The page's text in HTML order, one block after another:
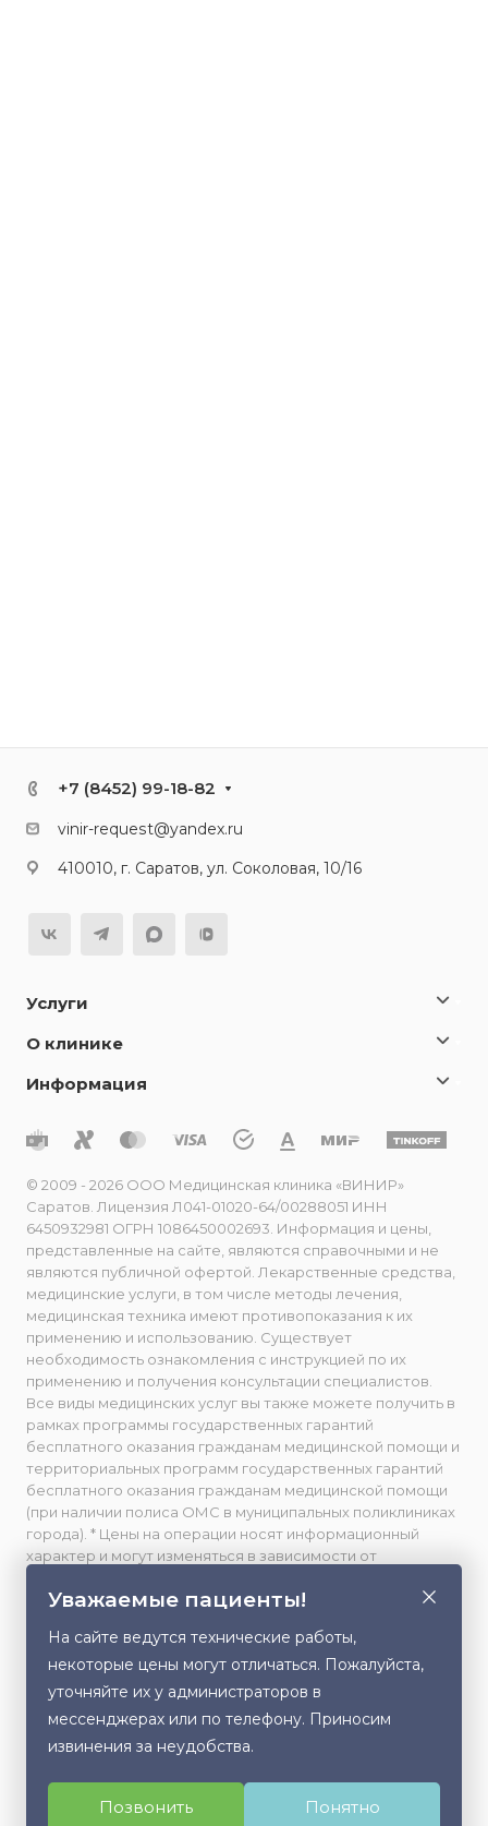
+7 (8452) 99-18-82
vinir-request@yandex.ru
410010, г. Саратов, ул. Соколовая, 10/16
Услуги
О клинике
Информация
© 2009 - 2026 ООО Медицинская клиника «ВИНИР»
Саратов. Лицензия Л041-01020-64/00288051 ИНН
6450932981 ОГРН 1086450002693. Информация и цены,
представленные на сайте, являются справочными и не
являются публичной офертой. Лекарственные средства,
медицинские услуги, в том числе методы лечения,
медицинская техника имеют противопоказания к их
применению и использованию. Существует
необходимость ознакомления с инструкцией по их
применению и получения консультации специалистов.
Все виды медицинских услуг вы также можете получить в
рамках программы государственных гарантий
бесплатного оказания гражданам медицинской помощи и
территориальных программ государственных гарантий
бесплатного оказания гражданам медицинской помощи
(при наличии полиса ОМС в муниципальных поликлиниках
города). * Цены на операции носят информационный
характер и могут изменяться в зависимости от
Facebook принадлежит компании Meta, признанной
видеоматериал, размещенный на данном сайте,
публикуется с письменного согласия лиц, изображенных
на них, либо их законных представителей (в случае
копирование или распространение данного контента без
разрешения правообладателя запрещено.
Политика в отношении обработки персональных данных
Этот сайт использует cookie для хранения
данных. Продолжая использовать сайт, Вы даете
Уважаемые пациенты!
На сайте ведутся технические работы,
некоторые цены могут отличаться. Пожалуйста,
уточняйте их у администраторов в
мессенджерах или по телефону. Приносим
извинения за неудобства.
Позвонить Понятно